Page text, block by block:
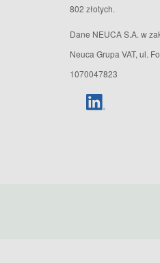
802 złotych.
Dane NEUCA S.A. w
Neuca Grupa VAT, ul.
1070047823